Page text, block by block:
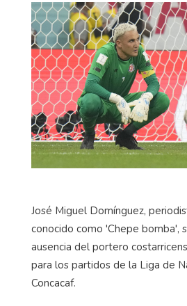
José Miguel Domínguez,
conocido como 'Chepe bomba',
ausencia del portero
para los partidos de la Liga de
Concacaf.